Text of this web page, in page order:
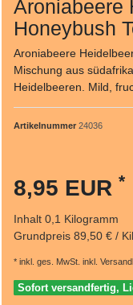
Aroniabeere
Honeybush
Aroniabeere
Mischung aus
Heidelbeeren. Mild,
Artikelnummer 24036
8,95 EUR *
Inhalt 0,1 Kilogramm
Grundpreis 89,50 € /
* inkl. ges. MwSt. inkl.
Sofort versandfertig,